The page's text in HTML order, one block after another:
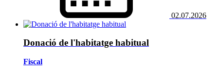
02.07.2026
Donació de l'habitatge habitual
Fiscal